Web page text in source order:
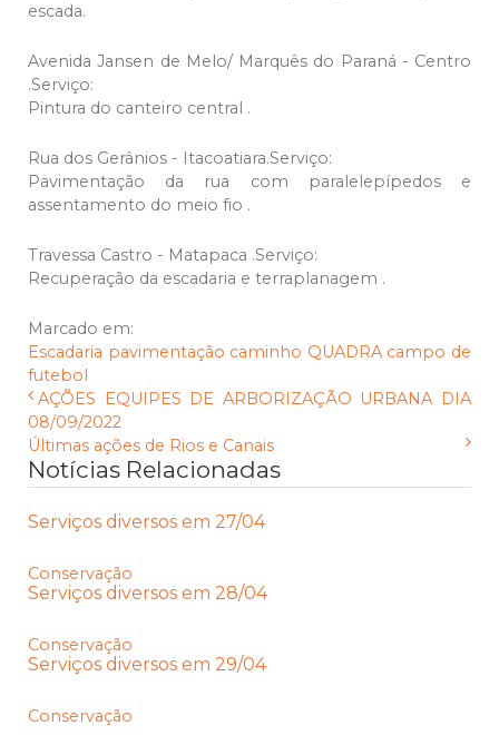
escada.
Avenida Jansen de Melo/ Marquês do Paraná - Centro
.Serviço:
Pintura do canteiro central .
Rua dos Gerânios - Itacoatiara.Serviço:
Pavimentação da rua com paralelepípedos e
assentamento do meio fio .
Travessa Castro - Matapaca .Serviço:
Recuperação da escadaria e terraplanagem .
Marcado em:
Escadaria pavimentação caminho QUADRA campo de
futebol
AÇÕES EQUIPES DE ARBORIZAÇÃO URBANA DIA
08/09/2022
Últimas ações de Rios e Canais
Notícias Relacionadas
Serviços diversos em 27/04
Conservação
Serviços diversos em 28/04
Conservação
Serviços diversos em 29/04
Conservação